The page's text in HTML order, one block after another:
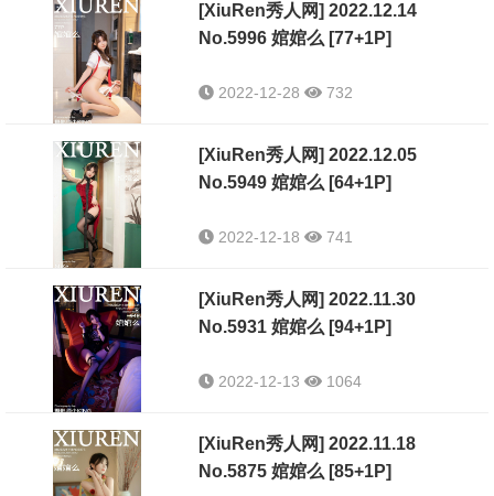
[XiuRen秀人网] 2022.12.14
No.5996 婠婠么 [77+1P]
2022-12-28 732
[XiuRen秀人网] 2022.12.05
No.5949 婠婠么 [64+1P]
2022-12-18 741
[XiuRen秀人网] 2022.11.30
No.5931 婠婠么 [94+1P]
2022-12-13 1064
[XiuRen秀人网] 2022.11.18
No.5875 婠婠么 [85+1P]